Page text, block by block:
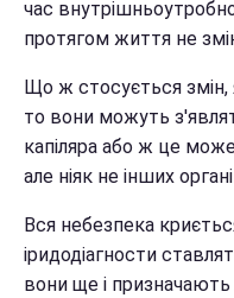
час
протягом життя не
Що ж стосується змін,
то вони можуть
капіляра або ж це
але ніяк не інших
Вся небезпека
іридодіагности
вони ще і призначають